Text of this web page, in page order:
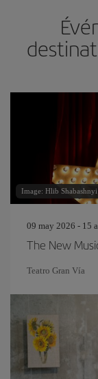
Image: Hlib Shabashnyi
09 may 2026 - 15
The New
Teatro Gran Vía